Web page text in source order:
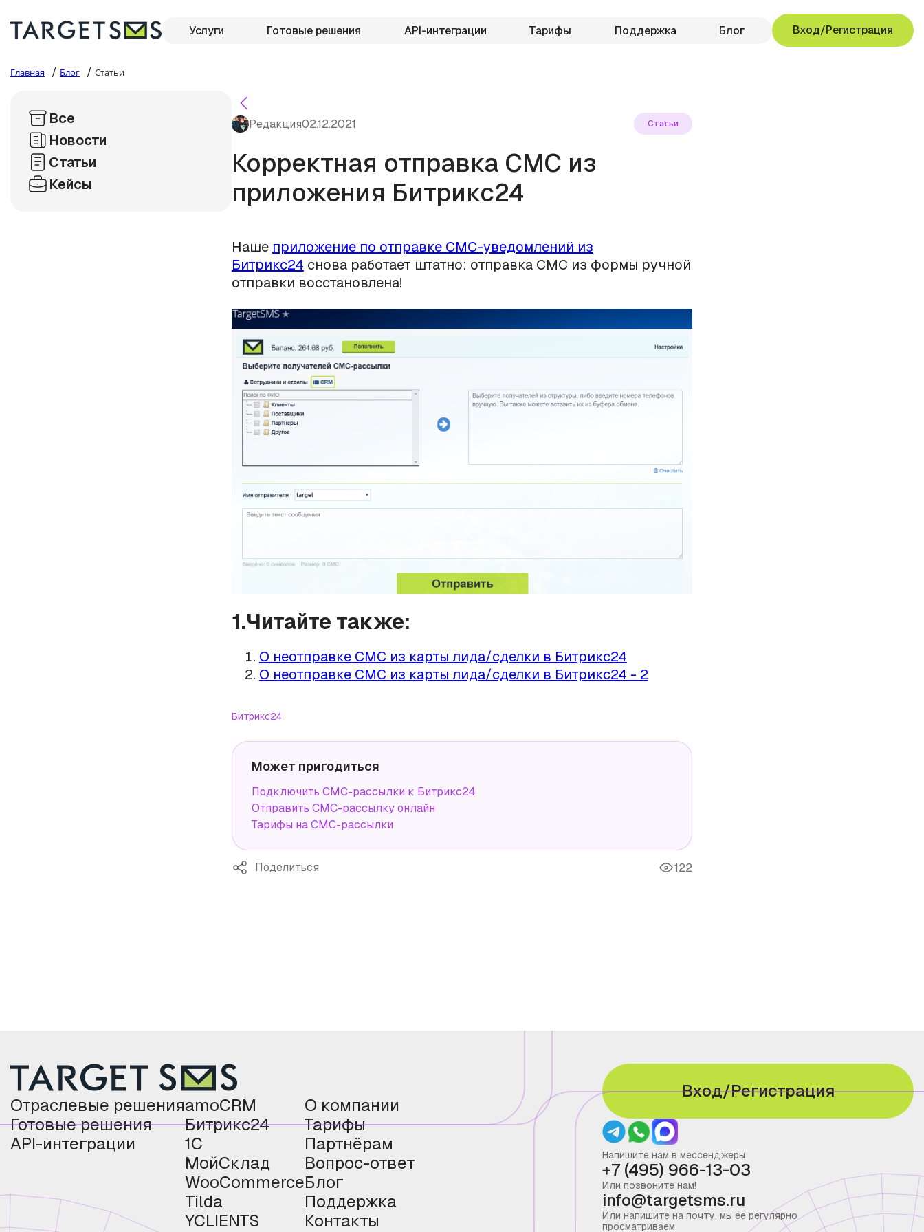
Услуги Готовые решения API-интеграции Тарифы Поддержка Блог Вход/Регистрация
Главная / Блог / Статьи
Все
Новости
Статьи
Кейсы
Редакция02.12.2021 Статьи
Корректная отправка СМС из
приложения Битрикс24
Наше приложение по отправке СМС-уведомлений из
Битрикс24 снова работает штатно: отправка СМС из формы ручной
отправки восстановлена!
1.Читайте также:
О неотправке СМС из карты лида/сделки в Битрикс24
О неотправке СМС из карты лида/сделки в Битрикс24 - 2
Битрикс24
Может пригодиться
Подключить СМС-рассылки к Битрикс24
Отправить СМС-рассылку онлайн
Тарифы на СМС-рассылки
Поделиться 122
Отраслевые решения
Готовые решения
API-интеграции
amoCRM
Битрикс24
1С
МойСклад
WooCommerce
Tilda
YCLIENTS
О компании
Тарифы
Партнёрам
Вопрос-ответ
Блог
Поддержка
Контакты
Вход/Регистрация
Напишите нам в мессенджеры
+7 (495) 966-13-03
Или позвоните нам!
info@targetsms.ru
Или напишите на почту, мы ее регулярно
просматриваем